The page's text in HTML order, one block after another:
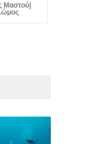
Μαστού|